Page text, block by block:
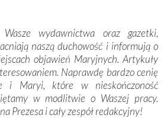
fatimskich wizjonerów – Łucji
Hiacynty i Franciszka Marto.
grobach. Odprawiliśmy Drogę
stronach, odwiedziliśmy
Wasze wydawnictwa oraz gazetki,
naszą duchowość i informują o
objawień Maryjnych. Artykuły
Naprawdę bardzo cenię
i Maryi, które w nieskończoność
w modlitwie o Waszej pracy.
Prezesa i cały zespół redakcyjny!